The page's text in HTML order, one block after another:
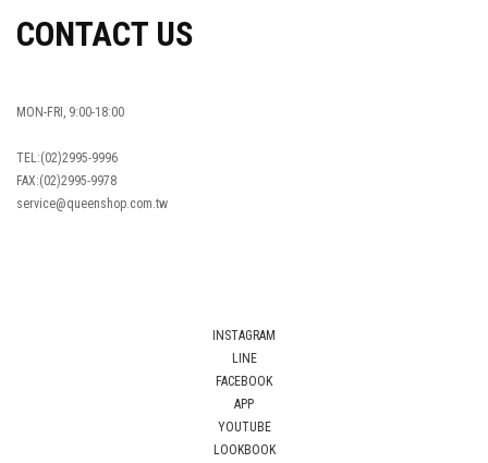
CONTACT US
MON-FRI, 9:00-18:00
TEL:(02)2995-9996
FAX:(02)2995-9978
service@queenshop.com.tw
INSTAGRAM
LINE
FACEBOOK
APP
YOUTUBE
LOOKBOOK